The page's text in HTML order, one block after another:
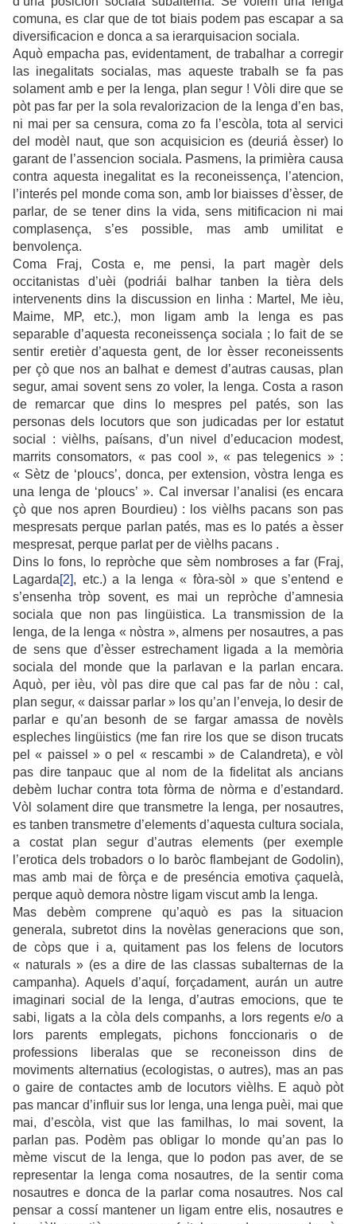
comuna, es clar que de tot biais podem pas escapar a sa
diversificacion e donca a sa ierarquisacion sociala.
Aquò empacha pas, evidentament, de trabalhar a corregir
las inegalitats socialas, mas aqueste trabalh se fa pas
solament amb e per la lenga, plan segur ! Vòli dire que se
pòt pas far per la sola revalorizacion de la lenga d’en bas,
ni mai per sa censura, coma zo fa l’escòla, tota al servici
del modèl naut, que son acquisicion es (deuriá èsser) lo
garant de l’assencion sociala. Pasmens, la primièra causa
contra aquesta inegalitat es la reconeissença, l’atencion,
l’interés pel monde coma son, amb lor biaisses d’èsser, de
parlar, de se tener dins la vida, sens mitificacion ni mai
complasença, s’es possible, mas amb umilitat e
benvolença.
Coma Fraj, Costa e, me pensi, la part magèr dels
occitanistas d’uèi (podriái balhar tanben la tièra dels
intervenents dins la discussion en linha : Martel, Me ièu,
Maime, MP, etc.), mon ligam amb la lenga es pas
separable d’aquesta reconeissença sociala ; lo fait de se
sentir eretièr d’aquesta gent, de lor èsser reconeissents
per çò que nos an balhat e demest d’autras causas, plan
segur, amai sovent sens zo voler, la lenga. Costa a rason
de remarcar que dins lo mespres pel patés, son las
personas dels locutors que son judicadas per lor estatut
social : vièlhs, paísans, d’un nivel d’educacion modest,
marrits consomators, « pas cool », « pas telegenics » :
« Sètz de ‘ploucs’, donca, per extension, vòstra lenga es
una lenga de ‘ploucs’ ». Cal inversar l’analisi (es encara
çò que nos apren Bourdieu) : los vièlhs pacans son pas
mespresats perque parlan patés, mas es lo patés a èsser
mespresat, perque parlat per de vièlhs pacans .
Dins lo fons, lo repròche que sèm nombroses a far (Fraj,
Lagarda[2], etc.) a la lenga « fòra-sòl » que s’entend e
s’ensenha tròp sovent, es mai un repròche d’amnesia
sociala que non pas lingüistica. La transmission de la
lenga, de la lenga « nòstra », almens per nosautres, a pas
de sens que d’èsser estrechament ligada a la memòria
sociala del monde que la parlavan e la parlan encara.
Aquò, per ièu, vòl pas dire que cal pas far de nòu : cal,
plan segur, « daissar parlar » los qu’an l’enveja, lo desir de
parlar e qu’an besonh de se fargar amassa de novèls
espleches lingüistics (me fan rire los que se dison trucats
pel « paissel » o pel « rescambi » de Calandreta), e vòl
pas dire tanpauc que al nom de la fidelitat als ancians
debèm luchar contra tota fòrma de nòrma e d’estandard.
Vòl solament dire que transmetre la lenga, per nosautres,
es tanben transmetre d’elements d’aquesta cultura sociala,
a costat plan segur d’autras elements (per exemple
l’erotica dels trobadors o lo baròc flambejant de Godolin),
mas amb mai de fòrça e de preséncia emotiva çaquelà,
perque aquò demora nòstre ligam viscut amb la lenga.
Mas debèm comprene qu’aquò es pas la situacion
generala, subretot dins la novèlas generacions que son,
de còps que i a, quitament pas los felens de locutors
« naturals » (es a dire de las classas subalternas de la
campanha). Aquels d’aquí, forçadament, aurán un autre
imaginari social de la lenga, d’autras emocions, que te
sabi, ligats a la còla dels companhs, a lors regents e/o a
lors parents emplegats, pichons fonccionaris o de
professions liberalas que se reconeisson dins de
moviments alternatius (ecologistas, o autres), mas an pas
o gaire de contactes amb de locutors vièlhs. E aquò pòt
pas mancar d’influir sus lor lenga, una lenga puèi, mai que
mai, d’escòla, vist que las familhas, lo mai sovent, la
parlan pas. Podèm pas obligar lo monde qu’an pas lo
mème viscut de la lenga, que lo podon pas aver, de se
representar la lenga coma nosautres, de la sentir coma
nosautres e donca de la parlar coma nosautres. Nos cal
pensar a cossímantener un ligam entre elis, nosautres e